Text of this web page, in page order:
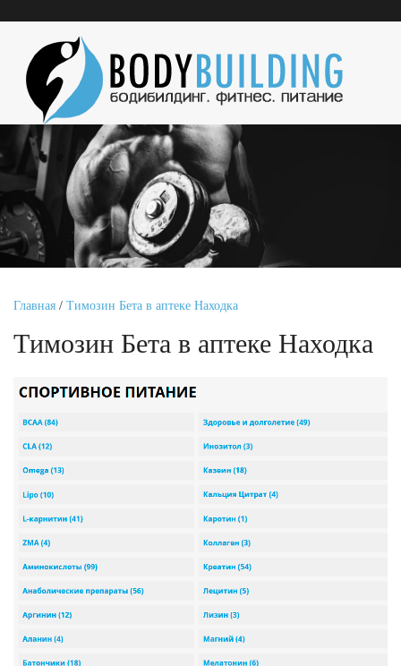
Главная / Tимозин Бета в аптеке Находка
Tимозин Бета в аптеке Находка